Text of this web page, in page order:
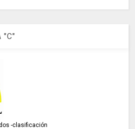
"C"
-clasificación